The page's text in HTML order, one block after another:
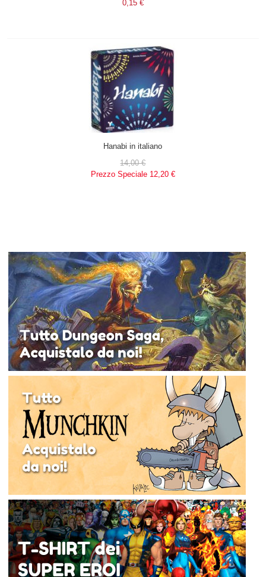
0,15 €
Hanabi in italiano
14,00 €
Prezzo Speciale 12,20 €